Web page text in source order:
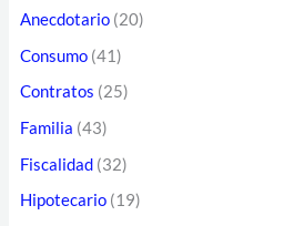
r
p
Anecdotario(20)
Consumo(41)
Contratos (25)
Familia (43)
Fiscalidad(32)
Hipotecario(19)
i
ó
n
d